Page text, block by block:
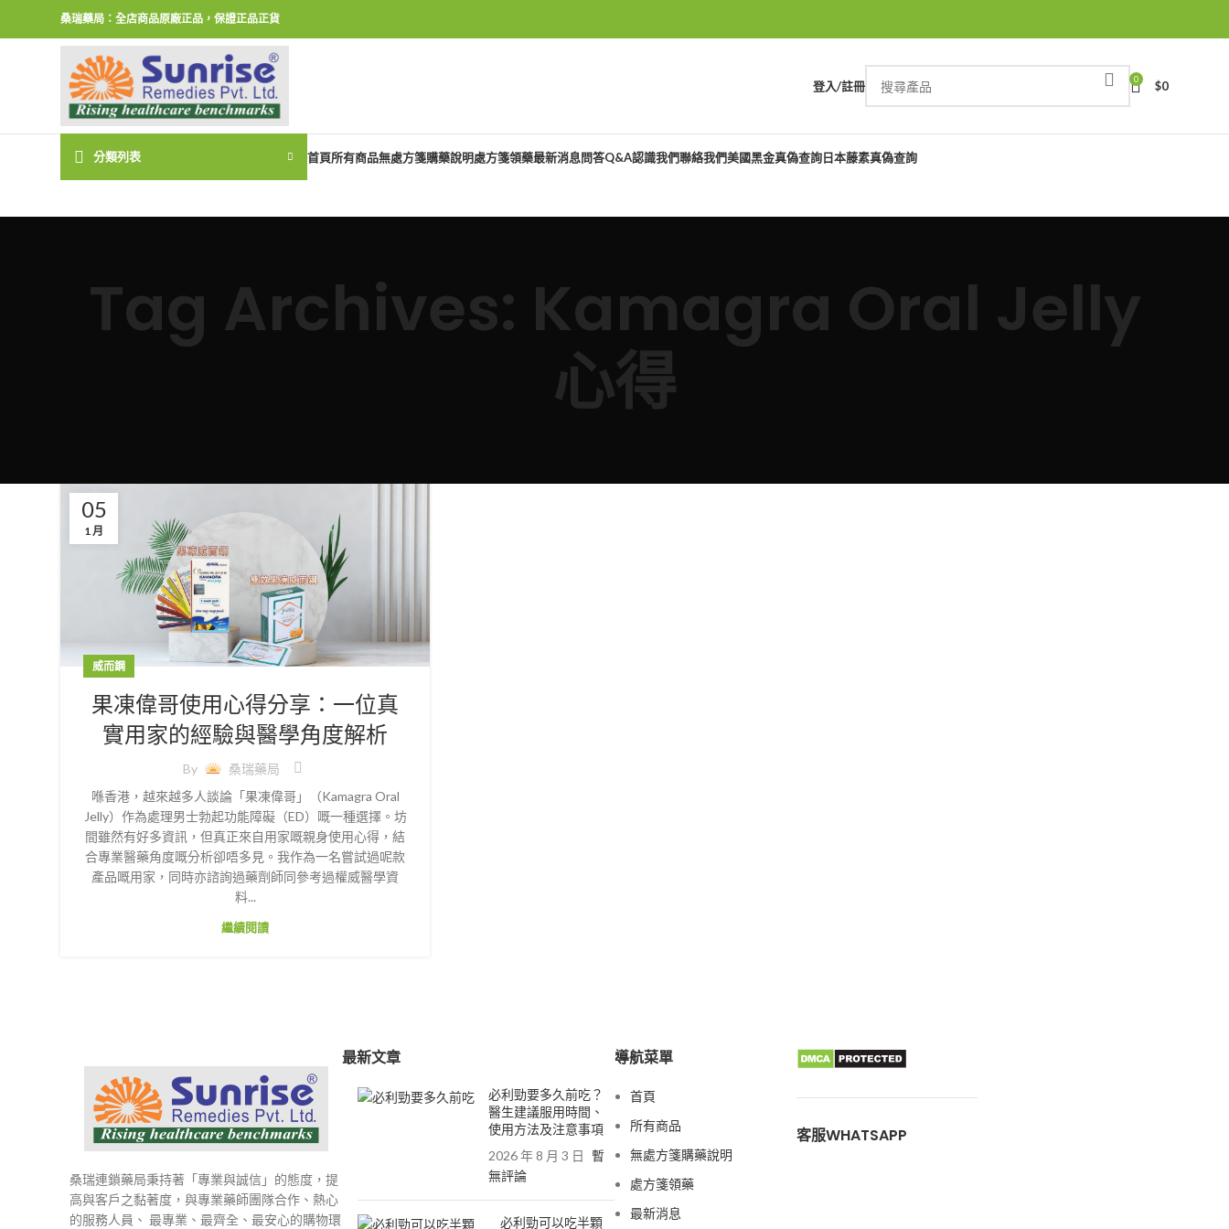
桑瑞藥局：全店商品原廠正品，保證正品正貨
登入/註冊 0 $0
分類列表 首頁所有商品無處方箋購藥說明處方箋領藥最新消息問答Q&A認識我們聯絡我們美國黑金真偽查詢日本藤素真偽查詢
Tag Archives: Kamagra Oral Jelly
心得
05
1 月
威而鋼
果凍偉哥使用心得分享：一位真
實用家的經驗與醫學角度解析
By
桑瑞藥局
喺香港，越來越多人談論「果凍偉哥」（Kamagra Oral
Jelly）作為處理男士勃起功能障礙（ED）嘅一種選擇。坊
間雖然有好多資訊，但真正來自用家嘅親身使用心得，結
合專業醫藥角度嘅分析卻唔多見。我作為一名嘗試過呢款
產品嘅用家，同時亦諮詢過藥劑師同參考過權威醫學資
料...
繼續閱讀
桑瑞連鎖藥局秉持著「專業與誠信」的態度，提
高與客戶之黏著度，與專業藥師團隊合作、熱心
的服務人員、 最專業、最齊全、最安心的購物環
最新文章
必利勁要多久前吃？
醫生建議服用時間、
使用方法及注意事項
2026 年 8 月 3 日 暫
無評論
必利勁可以吃半顆
導航菜單
首頁
所有商品
無處方箋購藥說明
處方箋領藥
最新消息
客服WHATSAPP